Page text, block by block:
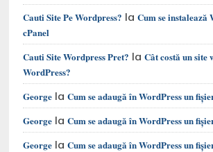
Cauti Site Pe Wordpress? laCum se instalează
cPanel
Cauti Site Wordpress Pret? laCât costă un site
WordPress?
George laCum se adaugă în WordPress un
George laCum se adaugă în WordPress un
George laCum se adaugă în WordPress un